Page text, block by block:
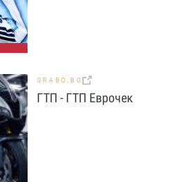
GRABO.BG
ГТП - ГТП Еврочек